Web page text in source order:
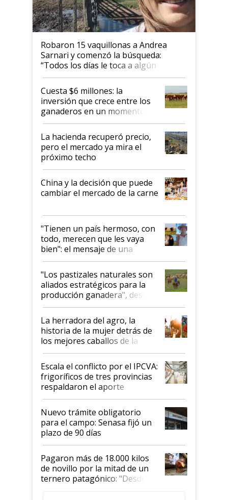
Robaron 15 vaquillonas a Andrea
Sarnari y comenzó la búsqueda:
“Todos los días le toca a algún
productor”
Cuesta $6 millones: la
inversión que crece entre los
ganaderos en un momento
histórico para la actividad
La hacienda recuperó precio,
pero el mercado ya mira el
próximo techo
China y la decisión que puede
cambiar el mercado de la carne
"Tienen un país hermoso, con
todo, merecen que les vaya
bien": el mensaje de una
ganadera uruguaya sobre las
oportunidades que se abren
para el agro en Argentina, con
foco en la carne
"Los pastizales naturales son
aliados estratégicos para la
producción ganadera", destaca
la iniciativa que ya reúne a 46
establecimientos en Argentina
La herradora del agro, la
historia de la mujer detrás de
los mejores caballos de la
Argentina y los mitos que
todavía hacen sufrir a estos
animales: "Mientras me
descalificaban, yo seguí
haciendo currículum"
Escala el conflicto por el IPCVA:
frigoríficos de tres provincias
respaldaron el aporte
obligatorio
Nuevo trámite obligatorio
para el campo: Senasa fijó un
plazo de 90 días
Pagaron más de 18.000 kilos
de novillo por la mitad de un
ternero patagónico: "Desde